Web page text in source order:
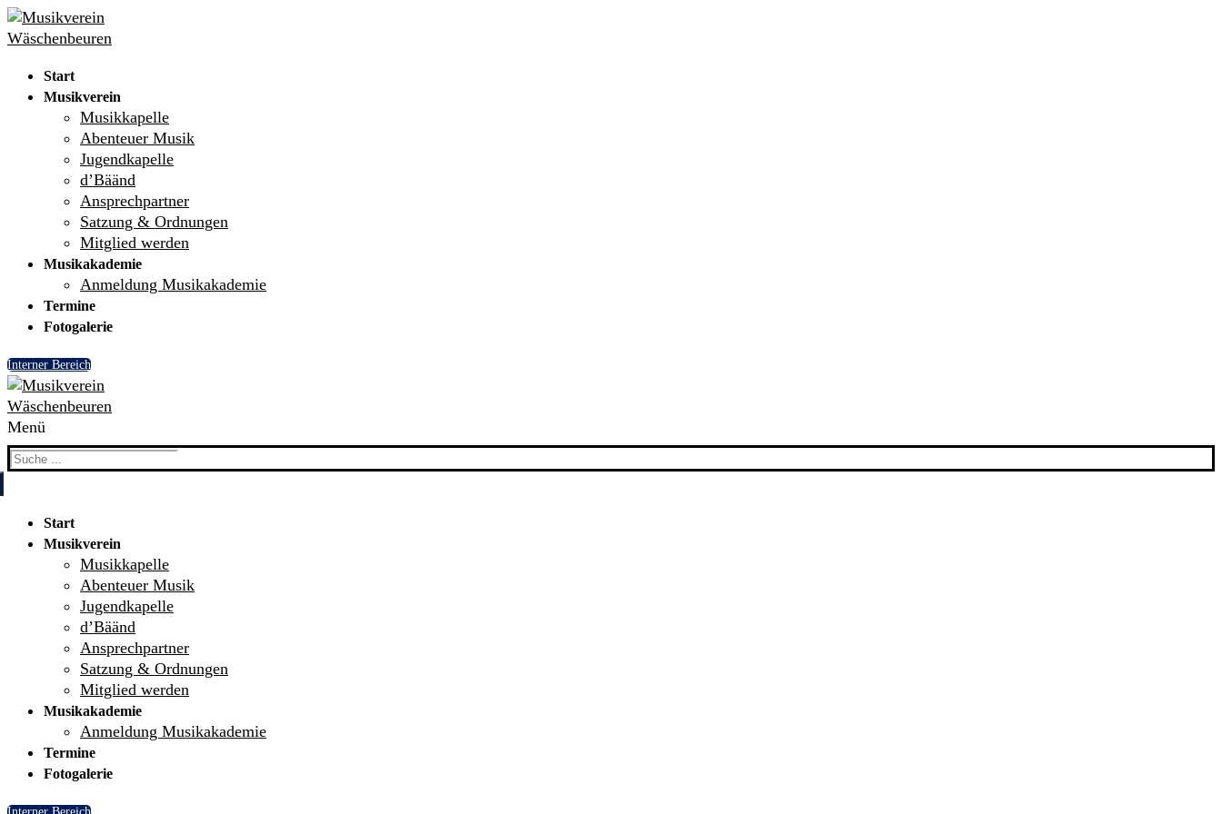
Skip
to
Menu
Close
Start
Musikverein
Musikkapelle
Abenteuer Musik
Jugendkapelle
d’Bäänd
Ansprechpartner
Satzung & Ordnungen
Mitglied werden
Musikakademie
Anmeldung Musikakademie
Termine
Fotogalerie
Interner Bereich
Menü
Search
Start
Musikverein
Musikkapelle
Abenteuer Musik
Jugendkapelle
d’Bäänd
Ansprechpartner
Satzung & Ordnungen
Mitglied werden
Musikakademie
Anmeldung Musikakademie
Termine
Fotogalerie